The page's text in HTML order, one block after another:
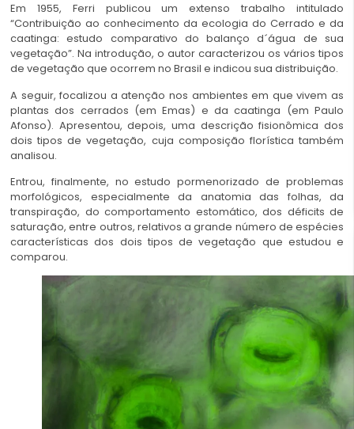
Em 1955, Ferri publicou um extenso trabalho intitulado
“Contribuição ao conhecimento da ecologia do Cerrado e da
caatinga: estudo comparativo do balanço d´água de sua
vegetação”. Na introdução, o autor caracterizou os vários tipos
de vegetação que ocorrem no Brasil e indicou sua distribuição.
A seguir, focalizou a atenção nos ambientes em que vivem as
plantas dos cerrados (em Emas) e da caatinga (em Paulo
Afonso). Apresentou, depois, uma descrição fisionômica dos
dois tipos de vegetação, cuja composição florística também
analisou.
Entrou, finalmente, no estudo pormenorizado de problemas
morfológicos, especialmente da anatomia das folhas, da
transpiração, do comportamento estomático, dos déficits de
saturação, entre outros, relativos a grande número de espécies
características dos dois tipos de vegetação que estudou e
comparou.